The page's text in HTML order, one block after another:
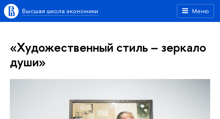
Меню
Высшая школа экономики
«Художественный стиль – зеркало
души»